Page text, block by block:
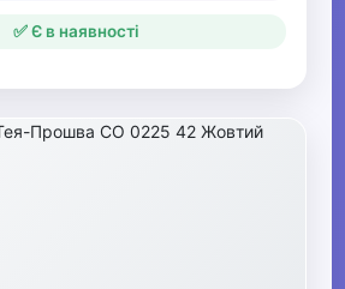
✅ Є в наявності